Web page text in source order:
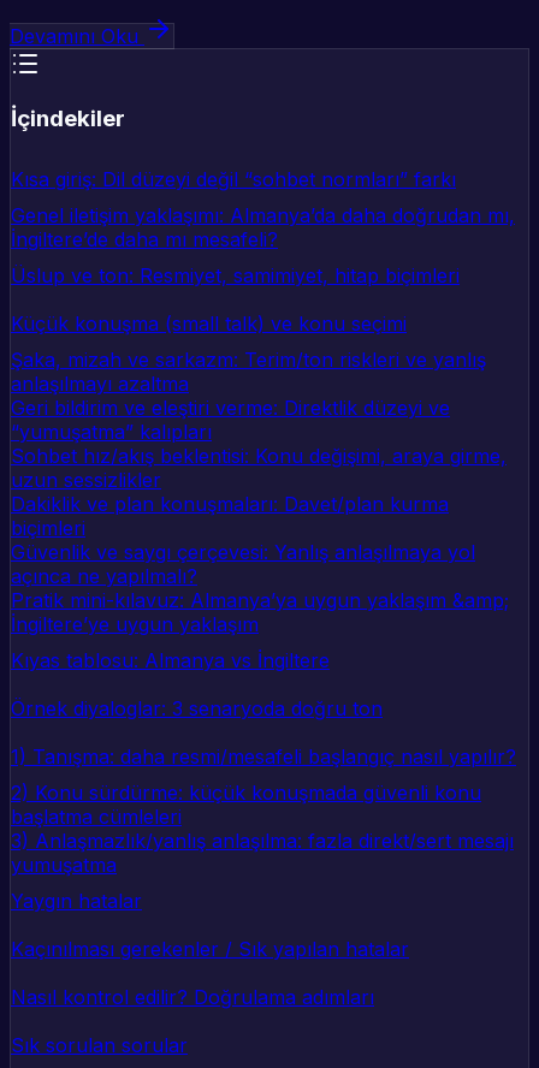
Devamını Oku
İçindekiler
Kısa giriş: Dil düzeyi değil “sohbet normları” farkı
Genel iletişim yaklaşımı: Almanya’da daha doğrudan mı,
İngiltere’de daha mı mesafeli?
Üslup ve ton: Resmiyet, samimiyet, hitap biçimleri
Küçük konuşma (small talk) ve konu seçimi
Şaka, mizah ve sarkazm: Terim/ton riskleri ve yanlış
anlaşılmayı azaltma
Geri bildirim ve eleştiri verme: Direktlik düzeyi ve
“yumuşatma” kalıpları
Sohbet hız/akış beklentisi: Konu değişimi, araya girme,
uzun sessizlikler
Dakiklik ve plan konuşmaları: Davet/plan kurma
biçimleri
Güvenlik ve saygı çerçevesi: Yanlış anlaşılmaya yol
açınca ne yapılmalı?
Pratik mini-kılavuz: Almanya’ya uygun yaklaşım &amp;
İngiltere’ye uygun yaklaşım
Kıyas tablosu: Almanya vs İngiltere
Örnek diyaloglar: 3 senaryoda doğru ton
1) Tanışma: daha resmi/mesafeli başlangıç nasıl yapılır?
2) Konu sürdürme: küçük konuşmada güvenli konu
başlatma cümleleri
3) Anlaşmazlık/yanlış anlaşılma: fazla direkt/sert mesajı
yumuşatma
Yaygın hatalar
Kaçınılması gerekenler / Sık yapılan hatalar
Nasıl kontrol edilir? Doğrulama adımları
Sık sorulan sorular